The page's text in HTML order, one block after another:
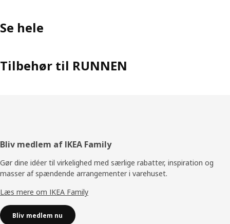
Se hele
Tilbehør til RUNNEN
Footer
Bliv medlem af IKEA Family
Gør dine idéer til virkelighed med særlige rabatter, inspiration og
masser af spændende arrangementer i varehuset.
Læs mere om IKEA Family
Bliv medlem nu